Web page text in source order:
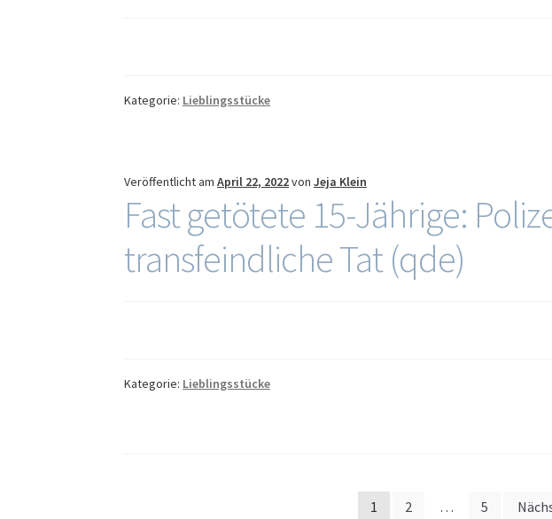
Kategorie: Lieblingsstücke
Veröffentlicht amApril 22, 2022vonJeja Klein
Fast getötete 15-Jährige:
transfeindliche Tat (qde)
Kategorie: Lieblingsstücke
1 2 … 5